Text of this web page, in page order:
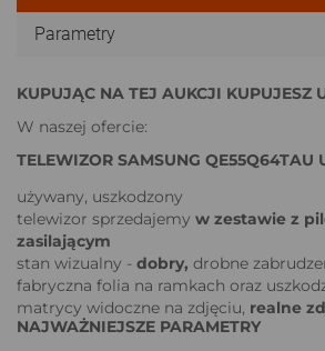
Parametry
KUPUJĄC NA TEJ AUKCJI KUPUJESZ
W naszej ofercie:
TELEWIZOR SAMSUNG QE55Q64TAU
używany, uszkodzony
telewizor sprzedajemy w zestawie z
zasilającym
stan wizualny - dobry, drobne
fabryczna folia na ramkach oraz
matrycy widoczne na zdjęciu, realne
NAJWAŻNIEJSZE PARAMETRY